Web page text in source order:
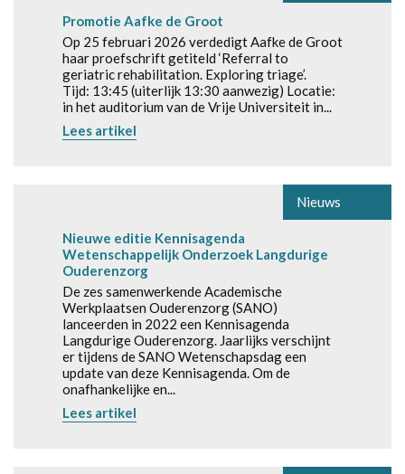
Promotie Aafke de Groot
Op 25 februari 2026 verdedigt Aafke de Groot
haar proefschrift getiteld ‘Referral to
geriatric rehabilitation. Exploring triage’.
Tijd: 13:45 (uiterlijk 13:30 aanwezig) Locatie:
in het auditorium van de Vrije Universiteit in...
Lees artikel
Nieuws
Nieuwe editie Kennisagenda
Wetenschappelijk Onderzoek Langdurige
Ouderenzorg
De zes samenwerkende Academische
Werkplaatsen Ouderenzorg (SANO)
lanceerden in 2022 een Kennisagenda
Langdurige Ouderenzorg. Jaarlijks verschijnt
er tijdens de SANO Wetenschapsdag een
update van deze Kennisagenda. Om de
onafhankelijke en...
Lees artikel